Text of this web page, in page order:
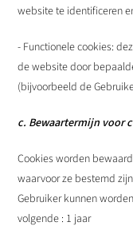
website te identificeren
- Functionele cookies:
de website door
(bijvoorbeeld de
c. Bewaartermijn voor
Cookies worden
waarvoor ze bestemd
Gebruiker kunnen
volgende : 1 jaar